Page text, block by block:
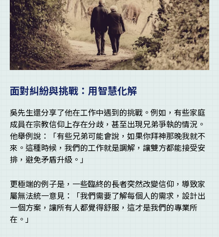
面對糾紛與挑戰：用智慧化解
吳先生還分享了他在工作中遇到的挑戰。例如，有些家庭
成員在宗教信仰上存在分歧，甚至出現兄弟爭執的情況。
他舉例說：「有些兄弟可能會說，如果你拜神那晚我就不
來。這種時候，我們的工作就是調解，讓雙方都能接受安
排，避免矛盾升級。」
更極端的例子是，一些臨終的長者突然改變信仰，導致家
屬無法統一意見：「我們需要了解每個人的需求，設計出
一個方案，讓所有人都覺得舒服，這才是我們的專業所
在。」